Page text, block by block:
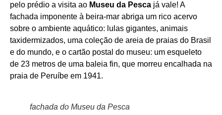
pelo prédio a visita ao Museu da Pesca já vale! A
fachada imponente à beira-mar abriga um rico acervo
sobre o ambiente aquático: lulas gigantes, animais
taxidermizados, uma coleção de areia de praias do Brasil
e do mundo, e o cartão postal do museu: um esqueleto
de 23 metros de uma baleia fin, que morreu encalhada na
praia de Peruíbe em 1941.
fachada do Museu da Pesca